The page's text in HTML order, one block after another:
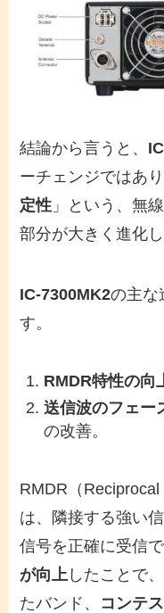
結論から言うと、
ーチェンジではあ
定性 」という、無
部分が大きく進化し
IC-7300MK2の主な
す。
RMDR特性の向
送信波のフェー
の改善。
RMDR（
は、隣接する強い
信号を正確に受信
が向上 したことで
たバンド、 コンテ